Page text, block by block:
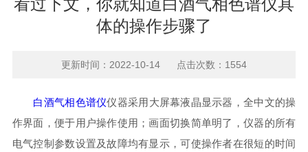
看过下文，你就知道白酒气相色谱仪具
体的操作步骤了
更新时间：2022-10-14 点击次数：1554
白酒气相色谱仪仪器采用大屏幕液晶显示器，全中文的操
作界面，便于用户操作使用；画面切换简单明了，仪器的所有
电气控制参数设置及故障均有显示，可使操作者在很短的时间